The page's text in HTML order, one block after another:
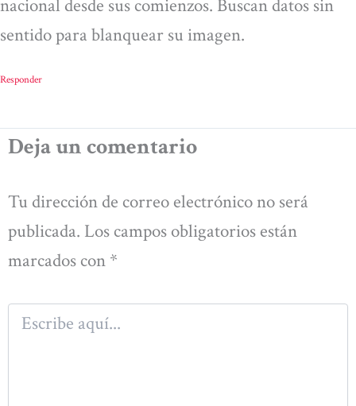
nacional desde sus comienzos. Buscan datos sin
sentido para blanquear su imagen.
Responder
Deja un comentario
Tu dirección de correo electrónico no será
publicada. Los campos obligatorios están
marcados con *
Escribe
aquí...